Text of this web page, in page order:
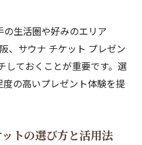
生活圏や好みのエリア
、サウナ チケット プレゼン
しておくことが重要です。選
の高いプレゼント体験を提
トの選び方と活用法